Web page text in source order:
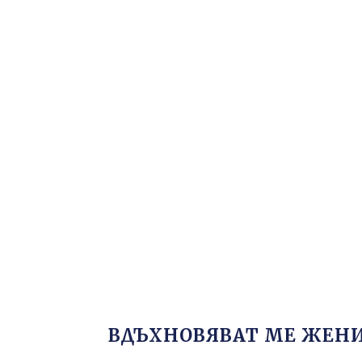
ВДЪХНОВЯВАТ МЕ